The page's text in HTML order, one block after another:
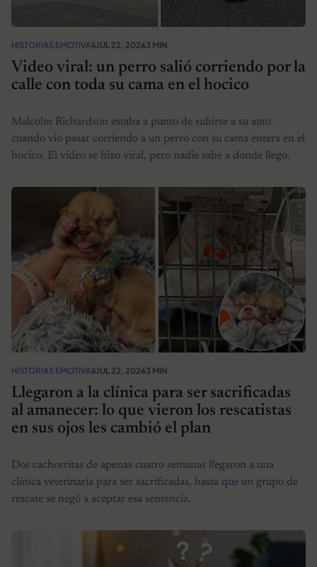
HISTORIAS EMOTIVASJUL 22, 20263 MIN
Video viral: un perro salió corriendo por la
calle con toda su cama en el hocico
Malcolm Richardson estaba a punto de subirse a su auto
cuando vio pasar corriendo a un perro con su cama entera en el
hocico. El video se hizo viral, pero nadie sabe a dónde llegó.
HISTORIAS EMOTIVASJUL 22, 20263 MIN
Llegaron a la clínica para ser sacrificadas
al amanecer: lo que vieron los rescatistas
en sus ojos les cambió el plan
Dos cachorritas de apenas cuatro semanas llegaron a una
clínica veterinaria para ser sacrificadas, hasta que un grupo de
rescate se negó a aceptar esa sentencia.